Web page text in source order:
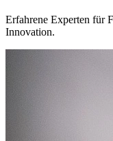
Erfahrene Experten für
Innovation.